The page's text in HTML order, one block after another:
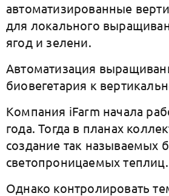
автоматизированные
для локального
ягод и зелени.
Автоматизация
биовегетария к
Компания iFarm начала
года. Тогда в планах
создание так называемых
светопроницаемых теплиц.
Однако контролировать